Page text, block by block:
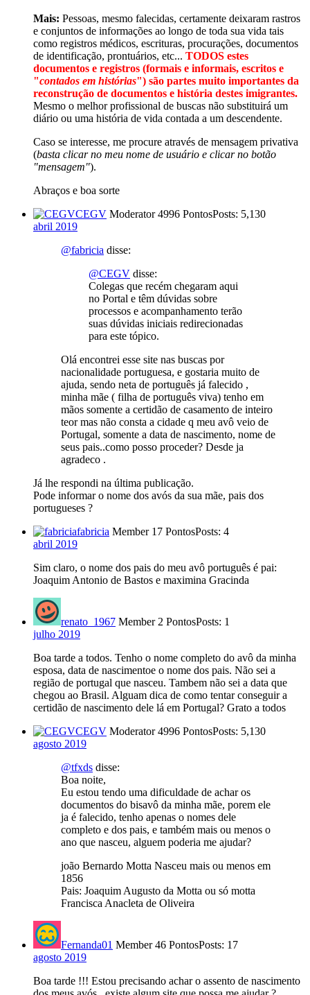
Mais: Pessoas, mesmo falecidas, certamente deixaram rastros
e conjuntos de informações ao longo de toda sua vida tais
como registros médicos, escrituras, procurações, documentos
de identificação, prontuários, etc... TODOS estes
documentos e registros (formais e informais, escritos e
"contados em histórias") são partes muito importantes da
reconstrução de documentos e história destes imigrantes.
Mesmo o melhor profissional de buscas não substituirá um
diário ou uma história de vida contada a um descendente.
Caso se interesse, me procure através de mensagem privativa
(basta clicar no meu nome de usuário e clicar no botão
"mensagem").
Abraços e boa sorte
CEGV Moderator 4996 PontosPosts: 5,130
abril 2019
@fabricia disse:
@CEGV disse:
Colegas que recém chegaram aqui
no Portal e têm dúvidas sobre
processos e acompanhamento terão
suas dúvidas iniciais redirecionadas
para este tópico.
Olá encontrei esse site nas buscas por
nacionalidade portuguesa, e gostaria muito de
ajuda, sendo neta de português já falecido ,
minha mãe ( filha de português viva) tenho em
mãos somente a certidão de casamento de inteiro
teor mas não consta a cidade q meu avô veio de
Portugal, somente a data de nascimento, nome de
seus pais..como posso proceder? Desde ja
agradeco .
Já lhe respondi na última publicação.
Pode informar o nome dos avós da sua mãe, pais dos
portugueses ?
fabricia Member 17 PontosPosts: 4
abril 2019
Sim claro, o nome dos pais do meu avô português é pai:
Joaquim Antonio de Bastos e maximina Gracinda
renato_1967 Member 2 PontosPosts: 1
julho 2019
Boa tarde a todos. Tenho o nome completo do avô da minha
esposa, data de nascimentoe o nome dos pais. Não sei a
região de portugal que nasceu. Tambem não sei a data que
chegou ao Brasil. Alguam dica de como tentar conseguir a
certidão de nascimento dele lá em Portugal? Grato a todos
CEGV Moderator 4996 PontosPosts: 5,130
agosto 2019
@tfxds disse:
Boa noite,
Eu estou tendo uma dificuldade de achar os
documentos do bisavô da minha mãe, porem ele
ja é falecido, tenho apenas o nomes dele
completo e dos pais, e também mais ou menos o
ano que nasceu, alguem poderia me ajudar?
joão Bernardo Motta Nasceu mais ou menos em
1856
Pais: Joaquim Augusto da Motta ou só motta
Francisca Anacleta de Oliveira
Fernanda01 Member 46 PontosPosts: 17
agosto 2019
Boa tarde !!! Estou precisando achar o assento de nascimento